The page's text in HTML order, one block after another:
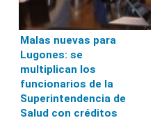
Malas nuevas para
Lugones: se
multiplican los
funcionarios de la
Superintendencia de
Salud con créditos